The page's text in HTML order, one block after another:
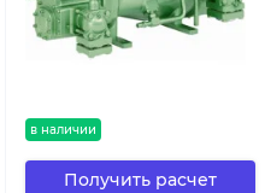
в наличии
Получить расчет